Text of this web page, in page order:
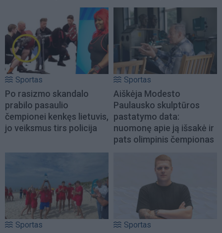
Sportas
Po rasizmo skandalo
prabilo pasaulio
čempionei kenkęs lietuvis,
jo veiksmus tirs policija
Sportas
Aiškėja Modesto
Paulausko skulptūros
pastatymo data:
nuomonę apie ją išsakė ir
pats olimpinis čempionas
Sportas Sportas